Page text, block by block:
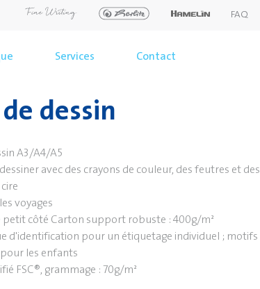
FAQ
Services Contact
dessin
A3/A4/A5
avec des crayons de couleur, des feutres et des
voyages
petit côté Carton support robuste : 400g/m²
d'identification pour un étiquetage individuel ; motifs
les enfants
FSC®, grammage : 70g/m²